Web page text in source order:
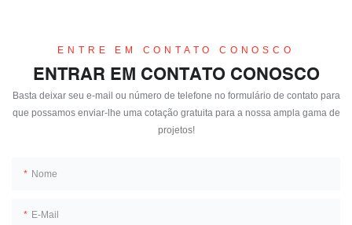
ENTRE EM CONTATO CONOSCO
ENTRAR EM CONTATO CONOSCO
Basta deixar seu e-mail ou número de telefone no formulário de contato para
que possamos enviar-lhe uma cotação gratuita para a nossa ampla gama de
projetos!
Nome
E-Mail